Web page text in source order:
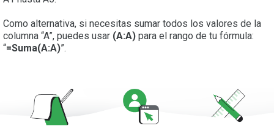
Como alternativa, si necesitas sumar todos los valores de la
columna “A”, puedes usar (A:A) para el rango de tu fórmula:
“=Suma(A:A)”.